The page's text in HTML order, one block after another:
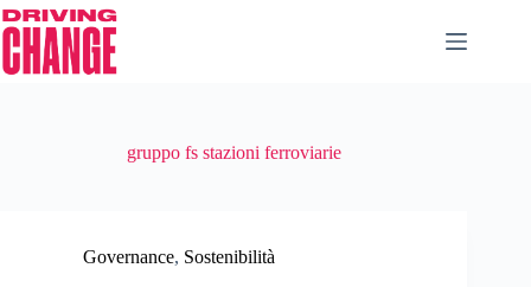
gruppo fs stazioni ferroviarie
Governance, Sostenibilità